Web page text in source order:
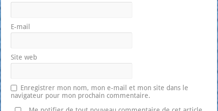
E-mail
Site web
Enregistrer mon nom, mon e-mail et mon site dans le
navigateur pour mon prochain commentaire.